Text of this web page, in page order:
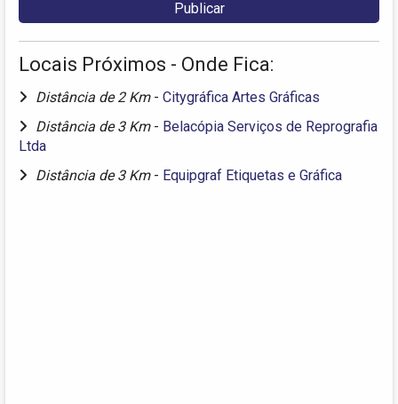
Locais Próximos - Onde Fica:
Distância de 2 Km - Citygráfica Artes Gráficas
Distância de 3 Km - Belacópia Serviços de Reprografia
Ltda
Distância de 3 Km - Equipgraf Etiquetas e Gráfica